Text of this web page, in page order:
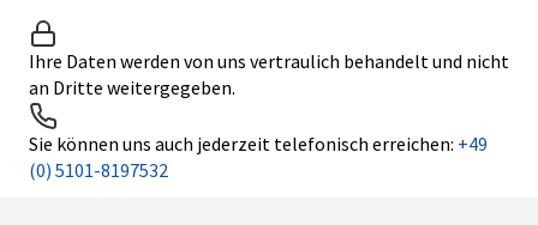
Ihre Daten werden von uns vertraulich behandelt und nicht
an Dritte weitergegeben.
Sie können uns auch jederzeit telefonisch erreichen: +49
(0) 5101-8197532